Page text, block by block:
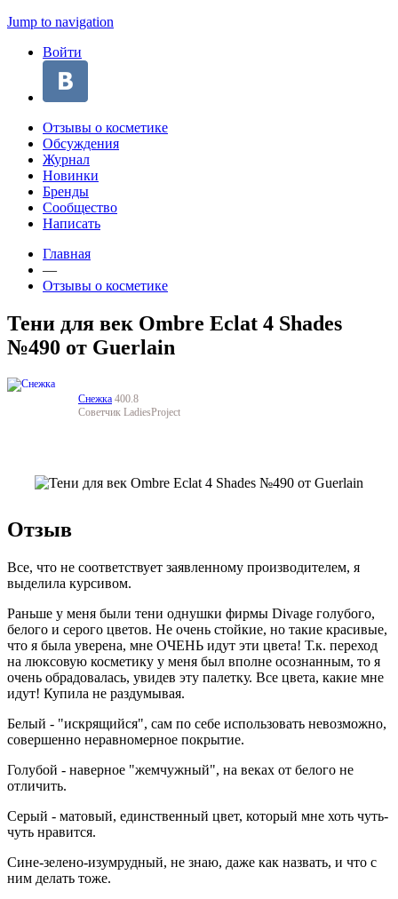
Jump to navigation
Войти
Отзывы о косметике
Обсуждения
Журнал
Новинки
Бренды
Сообщество
Написать
Главная
—
Отзывы о косметике
Тени для век Ombre Eclat 4 Shades
№490 от Guerlain
Снежка 400.8
Советчик LadiesProject
Отзыв
Все, что не соответствует заявленному производителем, я
выделила курсивом.
Раньше у меня были тени однушки фирмы Divage голубого,
белого и серого цветов. Не очень стойкие, но такие красивые,
что я была уверена, мне ОЧЕНЬ идут эти цвета! Т.к. переход
на люксовую косметику у меня был вполне осознанным, то я
очень обрадовалась, увидев эту палетку. Все цвета, какие мне
идут! Купила не раздумывая.
Белый - "искрящийся", сам по себе использовать невозможно,
совершенно неравномерное покрытие.
Голубой - наверное "жемчужный", на веках от белого не
отличить.
Серый - матовый, единственный цвет, который мне хоть чуть-
чуть нравится.
Сине-зелено-изумрудный, не знаю, даже как назвать, и что с
ним делать тоже.